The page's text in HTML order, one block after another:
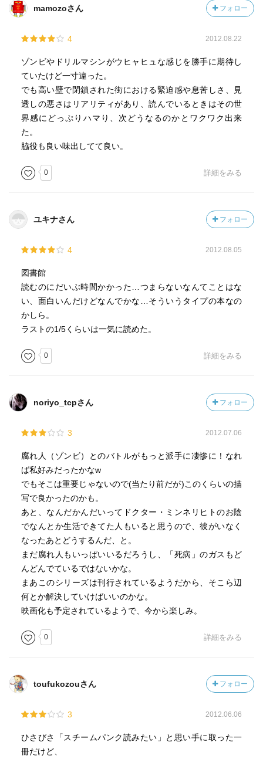
mamozoさん フォロー
4 2012.08.22
ゾンビやドリルマシンがウヒャヒュな感じを勝手に期待し
ていたけど一寸違った。
でも高い壁で閉鎖された街における緊迫感や息苦しさ、見
透しの悪さはリアリティがあり、読んでいるときはその世
界感にどっぷりハマり、次どうなるのかとワクワク出来
た。
脇役も良い味出してて良い。
0 詳細をみる
ユキナさん フォロー
4 2012.08.05
図書館
読むのにだいぶ時間かかった…つまらないなんてことはな
い、面白いんだけどなんでかな…そういうタイプの本なの
かしら。
ラストの1/5くらいは一気に読めた。
0 詳細をみる
noriyo_tcpさん フォロー
3 2012.07.06
腐れ人（ゾンビ）とのバトルがもっと派手に凄惨に！なれ
ば私好みだったかなw
でもそこは重要じゃないので(当たり前だが)このくらいの描
写で良かったのかも。
あと、なんだかんだいってドクター・ミンネリヒトのお陰
でなんとか生活できてた人もいると思うので、彼がいなく
なったあとどうするんだ、と。
まだ腐れ人もいっぱいいるだろうし、「死病」のガスもど
んどんでているではないかな。
まあこのシリーズは刊行されているようだから、そこら辺
何とか解決していけばいいのかな。
映画化も予定されているようで、今から楽しみ。
0 詳細をみる
toufukozouさん フォロー
3 2012.06.06
ひさびさ「スチームパンク読みたい」と思い手に取った一
冊だけど、